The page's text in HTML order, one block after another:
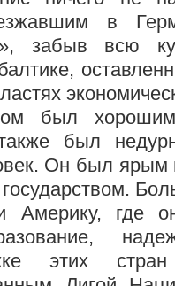
в
забыв всю
был
был
Он был ярым
где
этих